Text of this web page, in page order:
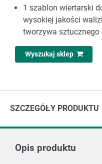
1 szablon wiertarski
wysokiej jakości
tworzywa sztucznego
Wyszukaj sklep
SZCZEGÓŁY PRODUKTU
Opis produktu